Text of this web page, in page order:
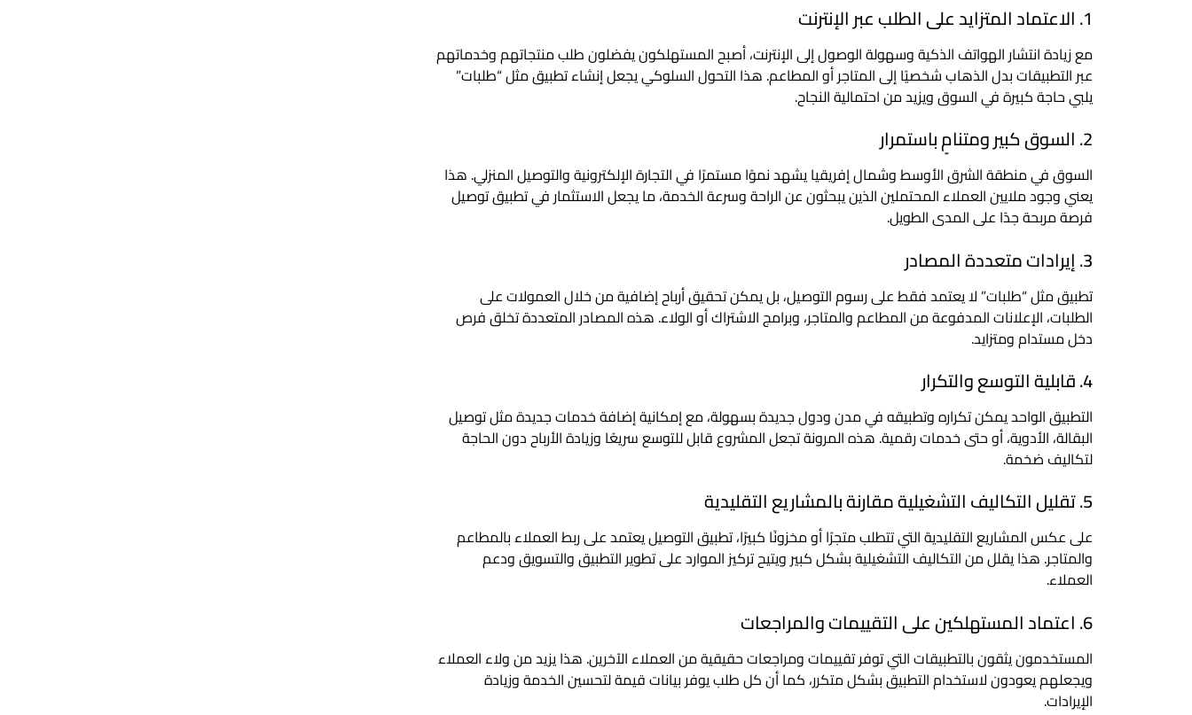
1. الاعتماد المتزايد على الطلب عبر الإنترنت
مع زيادة انتشار الهواتف الذكية وسهولة الوصول إلى الإنترنت، أصبح المستهلكون يفضلون طلب منتجاتهم وخدماتهم
عبر التطبيقات بدل الذهاب شخصيًا إلى المتاجر أو المطاعم. هذا التحول السلوكي يجعل إنشاء تطبيق مثل “طلبات”
يلبي حاجة كبيرة في السوق ويزيد من احتمالية النجاح.
2. السوق كبير ومتنامٍ باستمرار
السوق في منطقة الشرق الأوسط وشمال إفريقيا يشهد نموًا مستمرًا في التجارة الإلكترونية والتوصيل المنزلي. هذا
يعني وجود ملايين العملاء المحتملين الذين يبحثون عن الراحة وسرعة الخدمة، ما يجعل الاستثمار في تطبيق توصيل
فرصة مربحة جدًا على المدى الطويل.
3. إيرادات متعددة المصادر
تطبيق مثل “طلبات” لا يعتمد فقط على رسوم التوصيل، بل يمكن تحقيق أرباح إضافية من خلال العمولات على
الطلبات، الإعلانات المدفوعة من المطاعم والمتاجر، وبرامج الاشتراك أو الولاء. هذه المصادر المتعددة تخلق فرص
دخل مستدام ومتزايد.
4. قابلية التوسع والتكرار
التطبيق الواحد يمكن تكراره وتطبيقه في مدن ودول جديدة بسهولة، مع إمكانية إضافة خدمات جديدة مثل توصيل
البقالة، الأدوية، أو حتى خدمات رقمية. هذه المرونة تجعل المشروع قابل للتوسع سريعًا وزيادة الأرباح دون الحاجة
لتكاليف ضخمة.
5. تقليل التكاليف التشغيلية مقارنة بالمشاريع التقليدية
على عكس المشاريع التقليدية التي تتطلب متجرًا أو مخزونًا كبيرًا، تطبيق التوصيل يعتمد على ربط العملاء بالمطاعم
والمتاجر. هذا يقلل من التكاليف التشغيلية بشكل كبير ويتيح تركيز الموارد على تطوير التطبيق والتسويق ودعم
العملاء.
6. اعتماد المستهلكين على التقييمات والمراجعات
المستخدمون يثقون بالتطبيقات التي توفر تقييمات ومراجعات حقيقية من العملاء الآخرين. هذا يزيد من ولاء العملاء
ويجعلهم يعودون لاستخدام التطبيق بشكل متكرر، كما أن كل طلب يوفر بيانات قيمة لتحسين الخدمة وزيادة
الإيرادات.